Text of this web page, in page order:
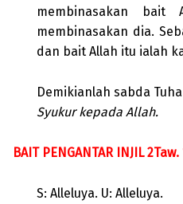
membinasakan bait
membinasakan dia.
dan bait Allah itu ialah
Demikianlah sabda
Syukur kepada Allah.
BAIT PENGANTAR INJIL 2Taw.
S: Alleluya. U: Alleluya.